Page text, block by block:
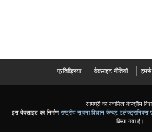
प्रतिक्रिया वेबसाइट नीतियां
सामग्री का स्वामित्व केन्द्रीय
इस वेबसाइट का निर्माणराष्ट्रीय सूचना विज्ञान केन्द्र, इलेक्ट्रानिक्स
किया गया है।